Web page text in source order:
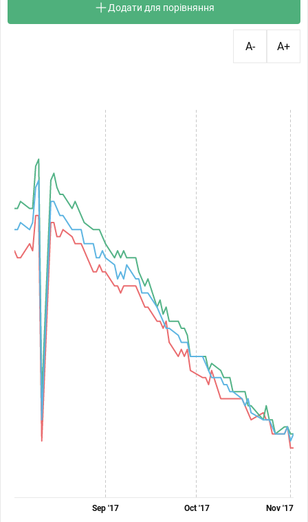
Додати для порівняння
A- A+
Sep '17 Oct '17 Nov '17